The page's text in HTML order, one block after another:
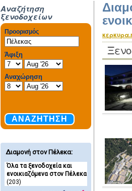
Αναζήτηση
ξενοδοχείων
Διαμονή στον Πέλεκα:
Όλα τα ξενοδοχεία και
ενοικιαζόμενα στον Πέλεκα
(203)